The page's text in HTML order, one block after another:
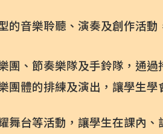
的音樂聆聽、演奏及創作活動
團、節奏樂隊及手鈴隊，通過
團體的排練及演出，讓學生學
舞台等活動，讓學生在課內、